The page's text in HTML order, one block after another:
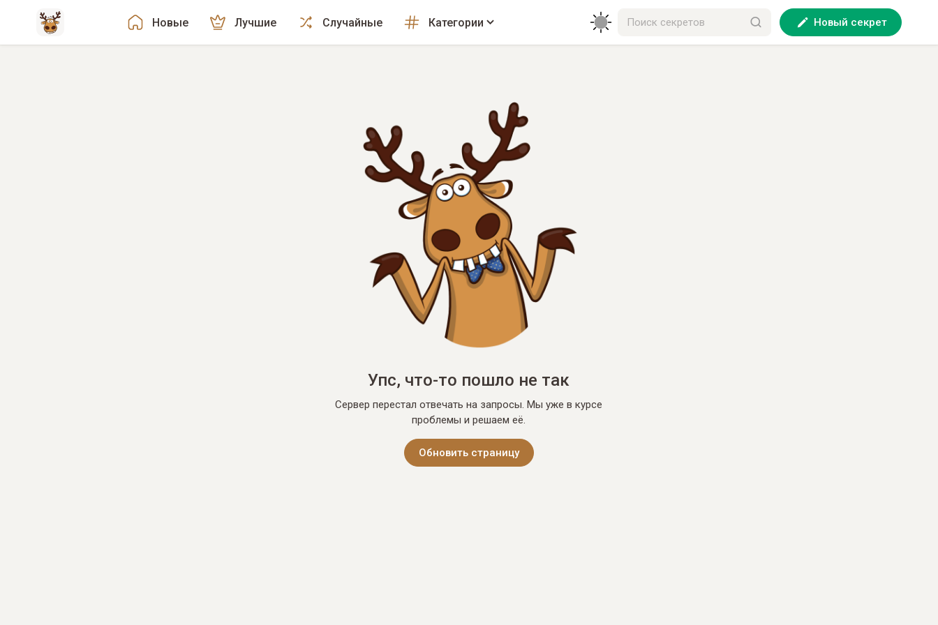
Новые Лучшие Случайные Категории Новый секрет
Упс, что-то пошло не так
Сервер перестал отвечать на запросы. Мы уже в курсе
проблемы и решаем её.
Обновить страницу